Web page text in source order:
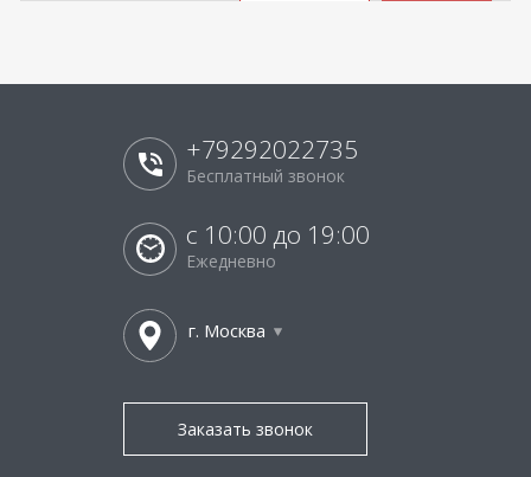
+79292022735
Бесплатный звонок
с 10:00 до 19:00
Ежедневно
г. Москва
Заказать звонок